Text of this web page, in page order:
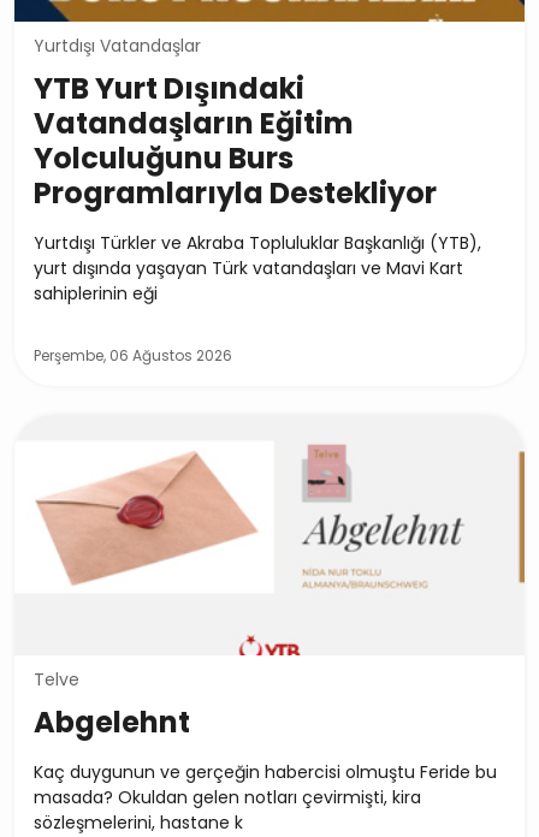
Yurtdışı Vatandaşlar
YTB Yurt Dışındaki
Vatandaşların Eğitim
Yolculuğunu Burs
Programlarıyla Destekliyor
Yurtdışı Türkler ve Akraba Topluluklar Başkanlığı (YTB),
yurt dışında yaşayan Türk vatandaşları ve Mavi Kart
sahiplerinin eği
Perşembe, 06 Ağustos 2026
Telve
Abgelehnt
Kaç duygunun ve gerçeğin habercisi olmuştu Feride bu
masada? Okuldan gelen notları çevirmişti, kira
sözleşmelerini, hastane k